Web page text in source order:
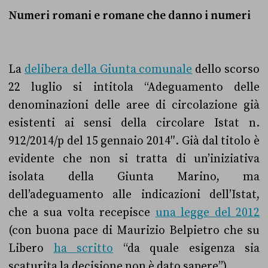
Numeri romani e romane che danno i numeri
La delibera della Giunta comunale dello scorso
22 luglio si intitola “Adeguamento delle
denominazioni delle aree di circolazione già
esistenti ai sensi della circolare Istat n.
912/2014/p del 15 gennaio 2014″. Già dal titolo è
evidente che non si tratta di un’iniziativa
isolata della Giunta Marino, ma
dell’adeguamento alle indicazioni dell’Istat,
che a sua volta recepisce una legge del 2012
(con buona pace di Maurizio Belpietro che su
Libero ha scritto “da quale esigenza sia